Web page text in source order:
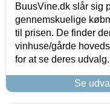
BuusVine.dk slår sig
gennemskuelige
til prisen. De finder
vinhuse/gårde
for at se deres udvalg.
Se